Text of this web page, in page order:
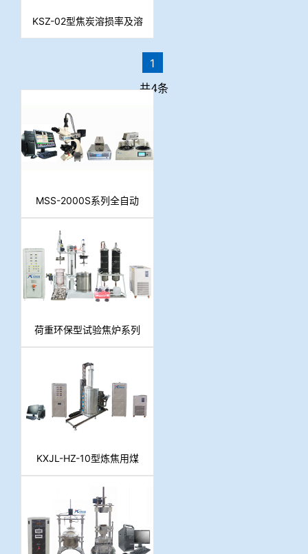
KSZ-02型焦炭溶损率及溶
损后强度测定仪
1
共4条
MSS-2000S系列全自动
智能型煤焦显微分析系统
荷重环保型试验焦炉系列
KXJL-HZ-10型炼焦用煤
结焦性快速评价装置